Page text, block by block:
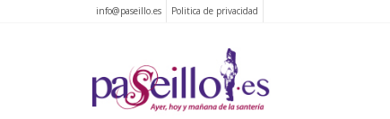
info@paseillo.es Politica de privacidad